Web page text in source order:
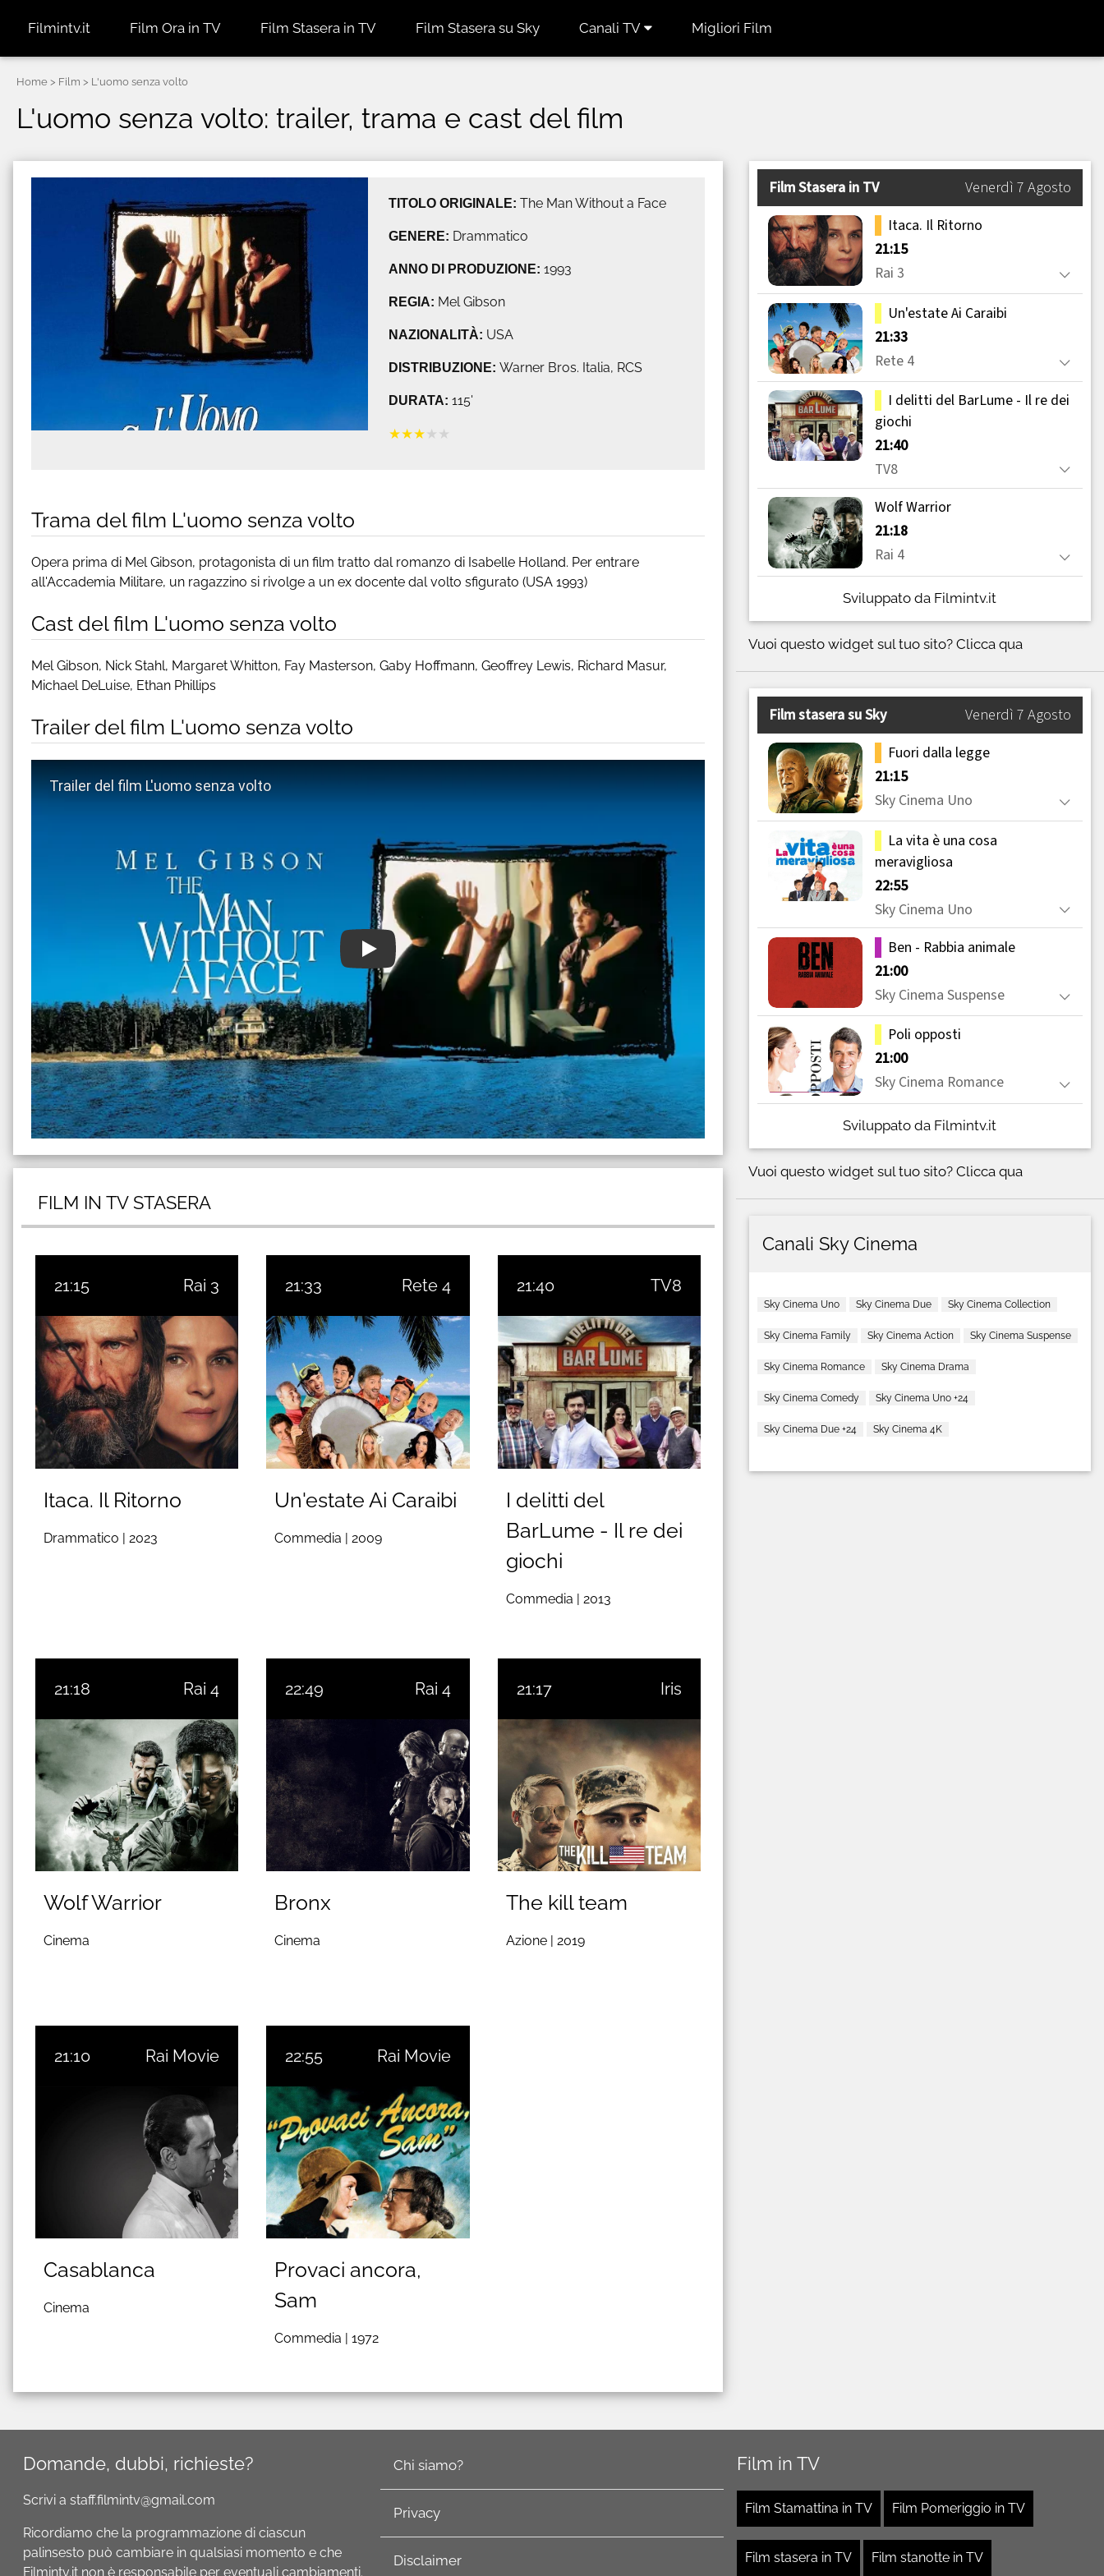
Filmintv.it Film Ora in TV Film Stasera in TV Film Stasera su Sky Canali TV Migliori Film
Home > Film > L'uomo senza volto
L'uomo senza volto: trailer, trama e cast del film
TITOLO ORIGINALE:The Man Without a Face
GENERE: Drammatico
ANNO DI PRODUZIONE:1993
REGIA: Mel Gibson
NAZIONALITÀ: USA
DISTRIBUZIONE:Warner Bros. Italia, RCS
DURATA:115'
★★★ ★ ★
Trama del film L'uomo senza volto
Opera prima di Mel Gibson, protagonista di un film tratto dal romanzo di Isabelle Holland. Per entrare
all'Accademia Militare, un ragazzino si rivolge a un ex docente dal volto sfigurato (USA 1993)
Cast del film L'uomo senza volto
Mel Gibson, Nick Stahl, Margaret Whitton, Fay Masterson, Gaby Hoffmann, Geoffrey Lewis, Richard Masur,
Michael DeLuise, Ethan Phillips
Trailer del film L'uomo senza volto
FILM IN TV STASERA
21:15 Rai 3
Itaca. Il Ritorno
Drammatico | 2023
21:33 Rete 4
Un'estate Ai Caraibi
Commedia | 2009
21:40 TV8
I delitti del
BarLume - Il re dei
giochi
Commedia | 2013
21:18 Rai 4
Wolf Warrior
Cinema
22:49 Rai 4
Bronx
Cinema
21:17 Iris
The kill team
Azione | 2019
21:10 Rai Movie
Casablanca
Cinema
22:55 Rai Movie
Provaci ancora,
Sam
Commedia |1972
Sviluppato da Filmintv.it
Vuoi questo widget sul tuo sito? Clicca qua
Sviluppato da Filmintv.it
Vuoi questo widget sul tuo sito? Clicca qua
Canali Sky Cinema
Sky Cinema Uno Sky Cinema Due Sky Cinema Collection
Sky Cinema Family Sky Cinema Action Sky Cinema Suspense
Sky Cinema Romance Sky Cinema Drama
Sky Cinema Comedy Sky Cinema Uno +24
Sky Cinema Due +24 Sky Cinema 4K
Domande, dubbi, richieste?
Scrivi a staff.filmintv@gmail.com
Ricordiamo che la programmazione di ciascun
palinsesto può cambiare in qualsiasi momento e che
Filmintv.it non è responsabile per eventuali cambiamenti.
Chi siamo?
Privacy
Disclaimer
Film in TV
Film Stamattina in TV Film Pomeriggio in TV
Film stasera in TV Film stanotte in TV